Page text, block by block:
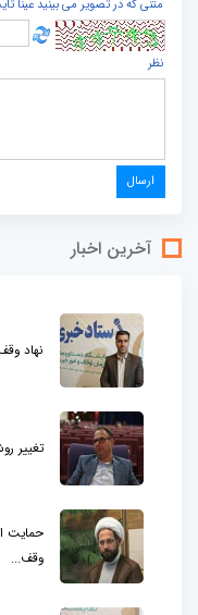
متنی که در تصویر می بینید عینا
نظر
آخرین اخبار
نهاد
تغییر
حمایت
وقف...